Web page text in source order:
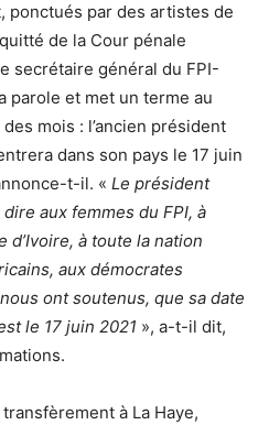
ponctués par des artistes de
de la Cour pénale
secrétaire général du FPI-
parole et met un terme au
mois : l’ancien président
dans son pays le 17 juin
t-il. « Le président
aux femmes du FPI, à
d’Ivoire, à toute la nation
aux démocrates
ont soutenus, que sa date
le 17 juin 2021 », a-t-il dit,
à La Haye,